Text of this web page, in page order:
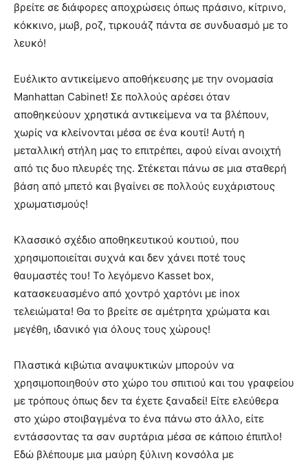
βρείτε σε διάφορες αποχρώσεις όπως πράσινο, κίτρινο,
κόκκινο, μωβ, ροζ, τιρκουάζ πάντα σε συνδυασμό με το
λευκό!
Ευέλικτο αντικείμενο αποθήκευσης με την ονομασία
Manhattan Cabinet! Σε πολλούς αρέσει όταν
αποθηκεύουν χρηστικά αντικείμενα να τα βλέπουν,
χωρίς να κλείνονται μέσα σε ένα κουτί! Αυτή η
μεταλλική στήλη μας το επιτρέπει, αφού είναι ανοιχτή
από τις δυο πλευρές της. Στέκεται πάνω σε μια σταθερή
βάση από μπετό και βγαίνει σε πολλούς ευχάριστους
χρωματισμούς!
Κλασσικό σχέδιο αποθηκευτικού κουτιού, που
χρησιμοποιείται συχνά και δεν χάνει ποτέ τους
θαυμαστές του! Το λεγόμενο Kasset box,
κατασκευασμένο από χοντρό χαρτόνι με inox
τελειώματα! Θα το βρείτε σε αμέτρητα χρώματα και
μεγέθη, ιδανικό για όλους τους χώρους!
Πλαστικά κιβώτια αναψυκτικών μπορούν να
χρησιμοποιηθούν στο χώρο του σπιτιού και του γραφείου
με τρόπους όπως δεν τα έχετε ξαναδεί! Είτε ελεύθερα
στο χώρο στοιβαγμένα το ένα πάνω στο άλλο, είτε
εντάσσοντας τα σαν συρτάρια μέσα σε κάποιο έπιπλο!
Εδώ βλέπουμε μια μαύρη ξύλινη κονσόλα με